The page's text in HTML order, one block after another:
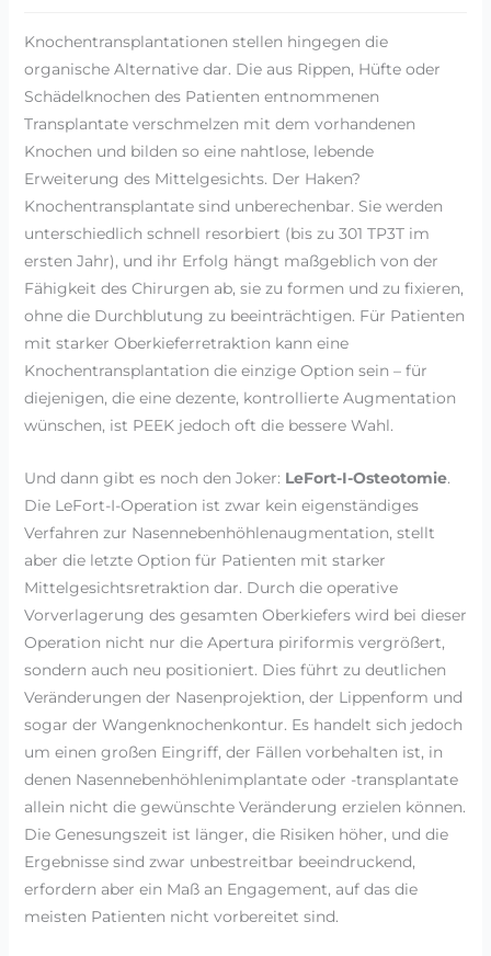
Knochentransplantationen stellen hingegen die
organische Alternative dar. Die aus Rippen, Hüfte oder
Schädelknochen des Patienten entnommenen
Transplantate verschmelzen mit dem vorhandenen
Knochen und bilden so eine nahtlose, lebende
Erweiterung des Mittelgesichts. Der Haken?
Knochentransplantate sind unberechenbar. Sie werden
unterschiedlich schnell resorbiert (bis zu 301 TP3T im
ersten Jahr), und ihr Erfolg hängt maßgeblich von der
Fähigkeit des Chirurgen ab, sie zu formen und zu fixieren,
ohne die Durchblutung zu beeinträchtigen. Für Patienten
mit starker Oberkieferretraktion kann eine
Knochentransplantation die einzige Option sein – für
diejenigen, die eine dezente, kontrollierte Augmentation
wünschen, ist PEEK jedoch oft die bessere Wahl.
Und dann gibt es noch den Joker: LeFort-I-Osteotomie.
Die LeFort-I-Operation ist zwar kein eigenständiges
Verfahren zur Nasennebenhöhlenaugmentation, stellt
aber die letzte Option für Patienten mit starker
Mittelgesichtsretraktion dar. Durch die operative
Vorverlagerung des gesamten Oberkiefers wird bei dieser
Operation nicht nur die Apertura piriformis vergrößert,
sondern auch neu positioniert. Dies führt zu deutlichen
Veränderungen der Nasenprojektion, der Lippenform und
sogar der Wangenknochenkontur. Es handelt sich jedoch
um einen großen Eingriff, der Fällen vorbehalten ist, in
denen Nasennebenhöhlenimplantate oder -transplantate
allein nicht die gewünschte Veränderung erzielen können.
Die Genesungszeit ist länger, die Risiken höher, und die
Ergebnisse sind zwar unbestreitbar beeindruckend,
erfordern aber ein Maß an Engagement, auf das die
meisten Patienten nicht vorbereitet sind.